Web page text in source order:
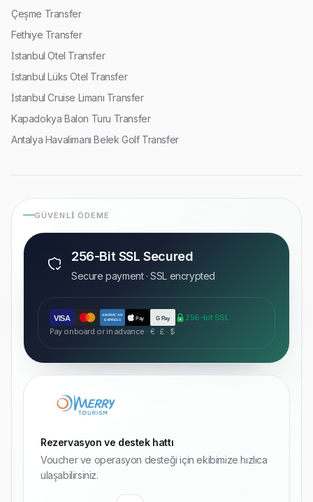
Çeşme Transfer
Fethiye Transfer
İstanbul Otel Transfer
İstanbul Lüks Otel Transfer
İstanbul Cruise Limanı Transfer
Kapadokya Balon Turu Transfer
Antalya Havalimanı Belek Golf Transfer
GÜVENLI ÖDEME
256-Bit SSL Secured
Secure payment · SSL encrypted
VISA
AMERICAN
EXPRESS
Pay G Pay
256-bit SSL
Pay onboard or in advance · € · £ · $
Rezervasyon ve destek hattı
Voucher ve operasyon desteği için ekibimize hızlıca
ulaşabilirsiniz.